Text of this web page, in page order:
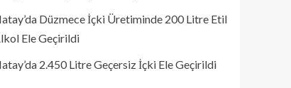
Düzmece İçki Üretiminde 200 Litre Etil
Ele Geçirildi
2.450 Litre Geçersiz İçki Ele Geçirildi